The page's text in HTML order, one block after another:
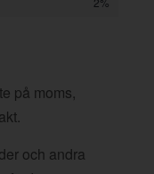
på moms,
och andra